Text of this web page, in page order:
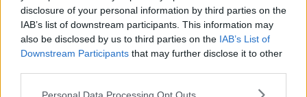
disclosure of your personal information by third parties on the
IAB’s list of downstream participants. This information may
also be disclosed by us to third parties on the IAB’s List of
Downstream Participants that may further disclose it to other
Personal Data Processing Opt Outs